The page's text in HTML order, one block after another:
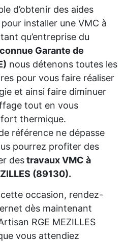
d’obtenir des aides
installer une VMC à
qu’entreprise du
Garante de
nous détenons toutes les
pour vous faire réaliser
et ainsi faire diminuer
tout en vous
thermique.
référence ne dépasse
pourrez profiter des
destravaux VMC à
(89130).
occasion, rendez-
dès maintenant
RGE MEZILLES
vous attendiez